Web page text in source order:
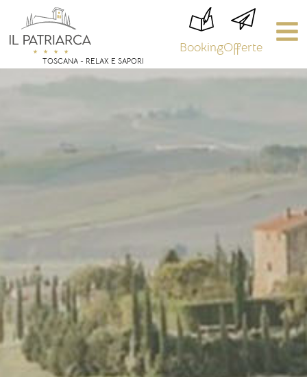
TOSCANA - RELAX E SAPORI
BookingOfferte